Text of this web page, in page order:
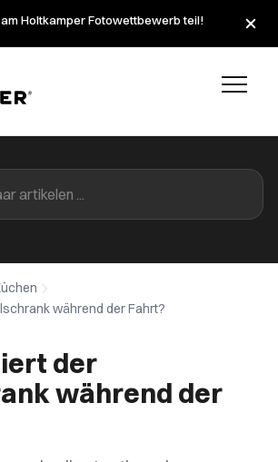
am Holtkamper Fotowettbewerb teil!
während der Fahrt?
der
während der